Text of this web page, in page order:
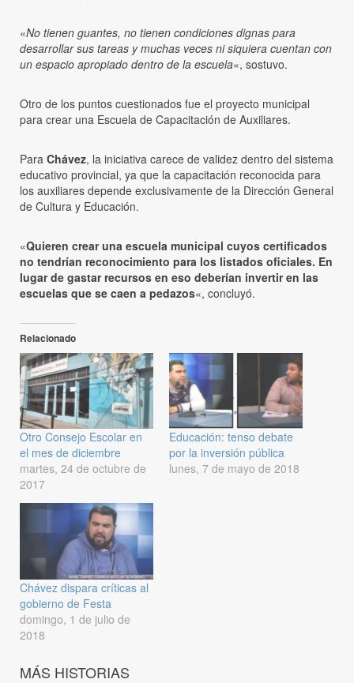
«No tienen guantes, no tienen condiciones dignas para
desarrollar sus tareas y muchas veces ni siquiera cuentan con
un espacio apropiado dentro de la escuela«, sostuvo.
Otro de los puntos cuestionados fue el proyecto municipal
para crear una Escuela de Capacitación de Auxiliares.
Para Chávez, la iniciativa carece de validez dentro del sistema
educativo provincial, ya que la capacitación reconocida para
los auxiliares depende exclusivamente de la Dirección General
de Cultura y Educación.
«Quieren crear una escuela municipal cuyos certificados
no tendrían reconocimiento para los listados oficiales. En
lugar de gastar recursos en eso deberían invertir en las
escuelas que se caen a pedazos«, concluyó.
Relacionado
Otro Consejo Escolar en
el mes de diciembre
martes, 24 de octubre de
2017
Educación: tenso debate
por la inversión pública
lunes, 7 de mayo de 2018
Chávez dispara críticas al
gobierno de Festa
domingo, 1 de julio de
2018
MÁS HISTORIAS